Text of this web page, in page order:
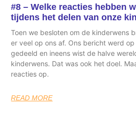
#8 – Welke reacties hebben
tijdens het delen van onze
Toen we besloten om de kinderwens
er veel op ons af. Ons bericht werd
gedeeld en ineens wist de halve
kinderwens. Dat was ook het doel.
reacties op.
READ MORE